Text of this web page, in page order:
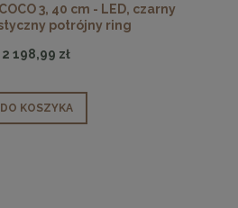
3, 40 cm - LED, czarny
potrójny ring
2 198,99 zł
DO KOSZYKA